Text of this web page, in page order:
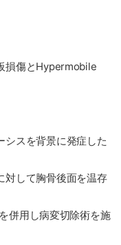
損傷とHypermobile
シスを背景に発症した
対して胸骨後面を温存
併用し病変切除術を施